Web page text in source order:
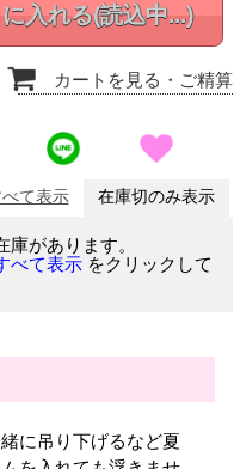
入れる(読込中...)
カートを見る ・ご精算
て表示 在庫切のみ表示
があります。
べて表示 をクリックして
に吊り下げるなど夏